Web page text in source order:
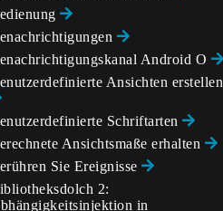
Android O
Ansichten erstellen
Schriftarten
Ansichtsmaße erhalten
Sie Ereignisse
2:
in